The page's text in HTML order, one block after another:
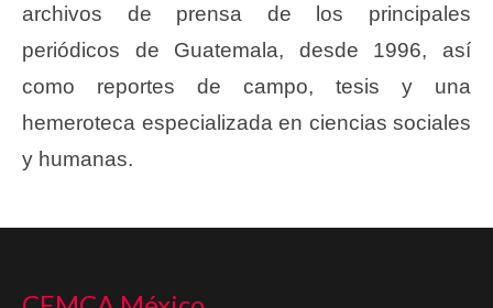
archivos de prensa de los principales
periódicos de Guatemala, desde 1996, así
como reportes de campo, tesis y una
hemeroteca especializada en ciencias sociales
y humanas.